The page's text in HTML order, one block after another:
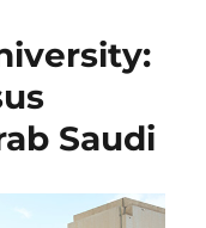
Saudi